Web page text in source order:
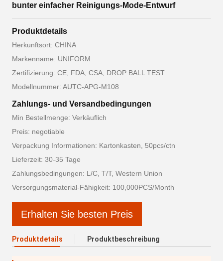
bunter einfacher Reinigungs-Mode-Entwurf
Produktdetails
Herkunftsort: CHINA
Markenname: UNIFORM
Zertifizierung: CE, FDA, CSA, DROP BALL TEST
Modellnummer: AUTC-APG-M108
Zahlungs- und Versandbedingungen
Min Bestellmenge: Verkäuflich
Preis: negotiable
Verpackung Informationen: Kartonkasten, 50pcs/ctn
Lieferzeit: 30-35 Tage
Zahlungsbedingungen: L/C, T/T, Western Union
Versorgungsmaterial-Fähigkeit: 100,000PCS/Month
Erhalten Sie besten Preis
Produktdetails Produktbeschreibung